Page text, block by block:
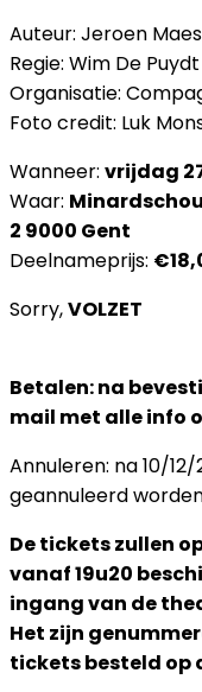
Auteur: Jeroen Maes
Regie: Wim De Puydt
Organisatie:
Foto credit: Luk
Wanneer: vrijdag
Waar:
2 9000 Gent
Deelnameprijs:
Sorry,VOLZET
Betalen: na
mail met alle info
Annuleren: na 10/
geannuleerd
De tickets zullen
vanaf 19u20
ingang van de
Het zijn
tickets besteld op